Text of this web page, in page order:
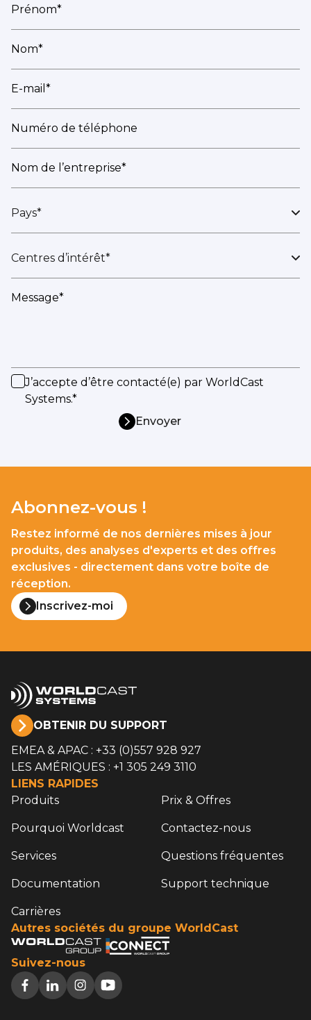
Prénom*
Nom*
E-mail*
Numéro de téléphone
Nom de l’entreprise*
Pays*
Centres d’intérêt*
Message*
J’accepte d’être contacté(e) par WorldCast
Systems.*
Envoyer
Abonnez-vous !
Restez informé de nos dernières mises à jour
produits, des analyses d'experts et des offres
exclusives - directement dans votre boîte de
réception.
Inscrivez-moi
OBTENIR DU SUPPORT
EMEA & APAC : +33 (0)557 928 927
LES AMÉRIQUES : +1 305 249 3110
LIENS RAPIDES
Produits
Prix & Offres
Pourquoi Worldcast Contactez-nous
Services Questions fréquentes
Documentation Support technique
Carrières
Autres sociétés du groupe WorldCast
Suivez-nous